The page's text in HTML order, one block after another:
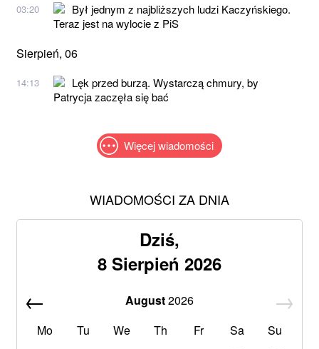
03:20
Był jednym z najbliższych ludzi Kaczyńskiego.
Teraz jest na wylocie z PiS
Sierpień, 06
14:13
Lęk przed burzą. Wystarczą chmury, by
Patrycja zaczęła się bać
Więcej wiadomości
WIADOMOŚCI ZA DNIA
Dziś,
8 Sierpień 2026
August2026
Mo
Tu We Th Fr Sa Su